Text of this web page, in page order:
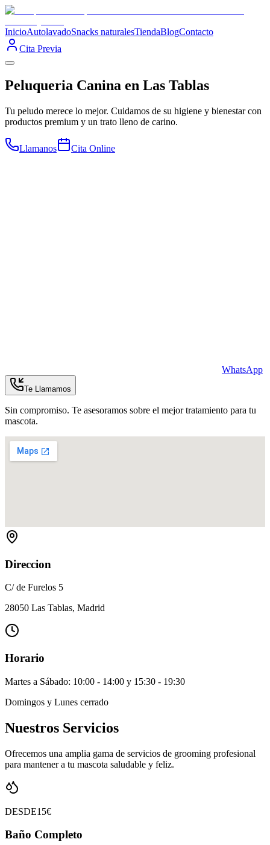
InicioAutolavadoSnacks naturalesTiendaBlogContacto
Cita Previa
Peluqueria Canina en Las Tablas
Tu peludo merece lo mejor. Cuidamos de su higiene y bienestar con
productos premium y un trato lleno de carino.
Llamanos Cita Online
WhatsApp
Te Llamamos
Sin compromiso. Te asesoramos sobre el mejor tratamiento para tu
mascota.
Direccion
C/ de Furelos 5
28050 Las Tablas, Madrid
Horario
Martes a Sábado: 10:00 - 14:00 y 15:30 - 19:30
Domingos y Lunes cerrado
Nuestros Servicios
Ofrecemos una amplia gama de servicios de grooming profesional
para mantener a tu mascota saludable y feliz.
DESDE15€
Baño Completo